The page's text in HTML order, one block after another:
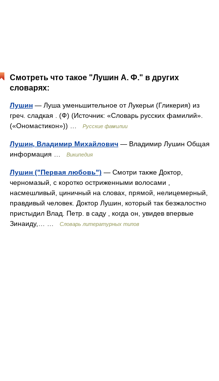
Смотреть что такое "Лушин А. Ф." в других
словарях:
Лушин — Луша уменьшительное от Лукерьи (Гликерия) из
греч. сладкая . (Ф) (Источник: «Словарь русских фамилий».
(«Ономастикон»)) …
Русские фамилии
Лушин, Владимир Михайлович — Владимир Лушин Общая
информация …
Википедия
Лушин ("Первая любовь") — Смотри также Доктор,
черномазый, с коротко остриженными волосами ,
насмешливый, циничный на словах, прямой, нелицемерный,
правдивый человек. Доктор Лушин, который так безжалостно
пристыдил Влад. Петр. в саду , когда он, увидев впервые
Зинаиду,… …
Словарь литературных типов